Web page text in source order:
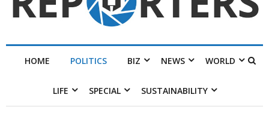
HOME POLITICS BIZ NEWS WORLD
LIFE SPECIAL SUSTAINABILITY